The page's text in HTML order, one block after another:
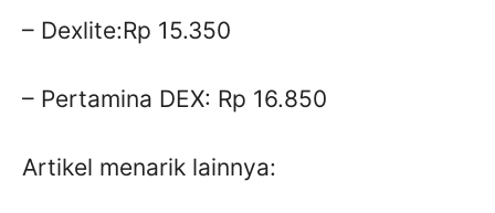
– Dexlite:Rp 15.350
– Pertamina DEX: Rp 16.850
Artikel menarik lainnya: